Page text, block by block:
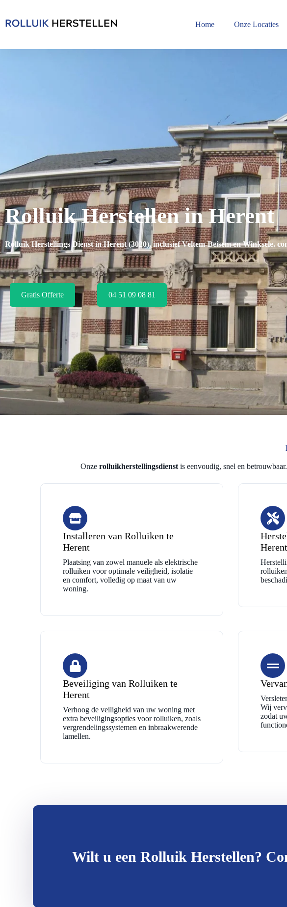
Home Onze Locaties
Rolluik Herstellen in Herent
Rolluik Herstellings Dienst in Herent (3020), inclusiefVeltem-Beisem en Winksele.
Gratis Offerte 04 51 09 08 81
Onze rolluikherstellingsdienst is eenvoudig, snel en
Installeren van Rolluiken te
Herent
Plaatsing van zowel manuele als elektrische
rolluiken voor optimale veiligheid, isolatie
en comfort, volledig op maat van uw
woning.
Herent
Beveiliging van Rolluiken te
Herent
Verhoog de veiligheid van uw woning met
extra beveiligingsopties voor rolluiken, zoals
vergrendelingssystemen en inbraakwerende
lamellen.
Wij
zodat
Wilt u een Rolluik Herstellen?